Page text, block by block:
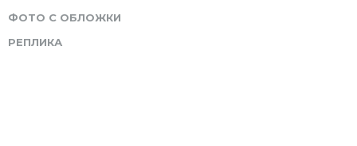
ФОТО С ОБЛОЖКИ
РЕПЛИКА